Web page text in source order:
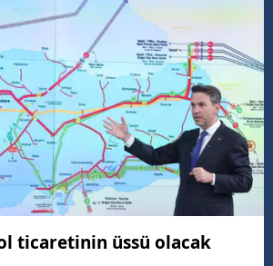
ticaretinin üssü olacak